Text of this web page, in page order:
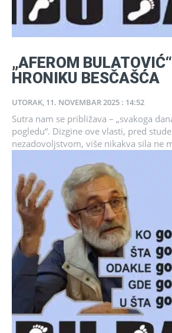
„AFEROM
HRONIKU BESČAŠĆA
UTORAK, 11. NOVEMBAR 2025 : 14:52
Sutra nam se približava – „svakoga
pogledu“. Dizgine ove vlasti, pred
nezadovoljstvom, više nikakva sila ne